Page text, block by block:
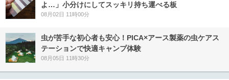
よ…」小分けにしてスッキリ持ち運べる板
08月02日 11時00分
虫が苦手な初心者も安心！PICA×アース製薬の虫ケアス
テーションで快適キャンプ体験
08月05日 11時30分